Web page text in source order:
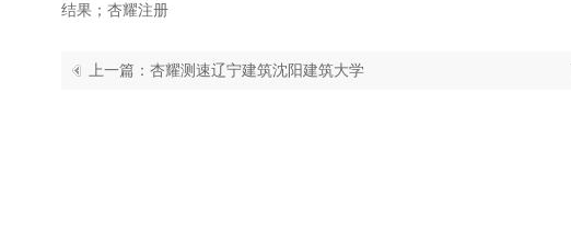
结果； 杏耀注册
上一篇：杏耀测速辽宁建筑沈阳建筑大学